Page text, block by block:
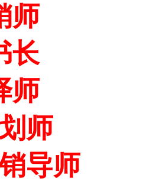
师
长
师
师
导师